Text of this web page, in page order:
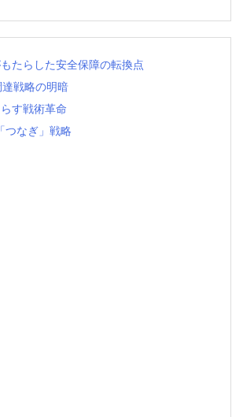
たらした安全保障の転換点
戦略の明暗
す戦術革命
つなぎ」戦略